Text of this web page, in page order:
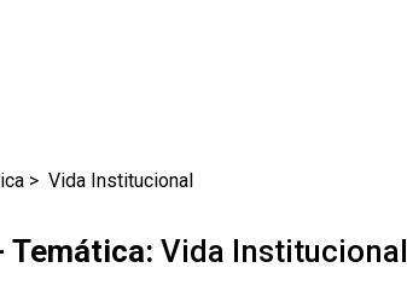
> Vida Institucional
Temática: Vida Institucional